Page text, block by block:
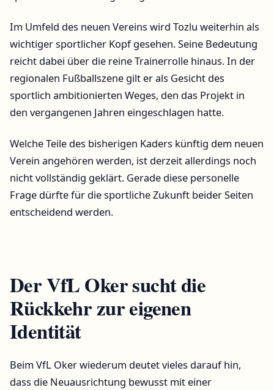
Im Umfeld des neuen Vereins wird Tozlu weiterhin als
wichtiger sportlicher Kopf gesehen. Seine Bedeutung
reicht dabei über die reine Trainerrolle hinaus. In der
regionalen Fußballszene gilt er als Gesicht des
sportlich ambitionierten Weges, den das Projekt in
den vergangenen Jahren eingeschlagen hatte.
Welche Teile des bisherigen Kaders künftig dem neuen
Verein angehören werden, ist derzeit allerdings noch
nicht vollständig geklärt. Gerade diese personelle
Frage dürfte für die sportliche Zukunft beider Seiten
entscheidend werden.
Der VfL Oker sucht die
Rückkehr zur eigenen
Identität
Beim VfL Oker wiederum deutet vieles darauf hin,
dass die Neuausrichtung bewusst mit einer